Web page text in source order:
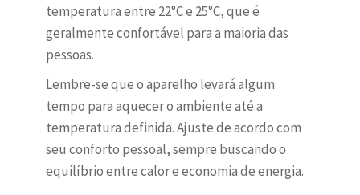
temperatura entre 22°C e 25°C, que é
geralmente confortável para a maioria das
pessoas.
Lembre-se que o aparelho levará algum
tempo para aquecer o ambiente até a
temperatura definida. Ajuste de acordo com
seu conforto pessoal, sempre buscando o
equilíbrio entre calor e economia de energia.